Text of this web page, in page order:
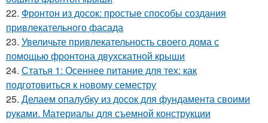
22. Фронтон из досок: простые способы создания
привлекательного фасада
23. Увеличьте привлекательность своего дома с
помощью фронтона двухскатной крыши
24. Статья 1: Осеннее питание для тех: как
подготовиться к новому семестру
25. Делаем опалубку из досок для фундамента своими
руками. Материалы для съемной конструкции